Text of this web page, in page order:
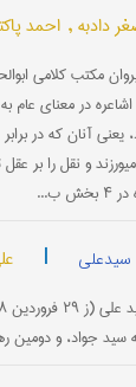
دادبه , احمد
مكتب كلامی
در معنای عام
آنان كه در
و نقل را بر
ب...
سیدعلی |